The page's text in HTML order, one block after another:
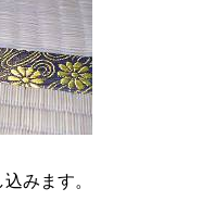
みます。